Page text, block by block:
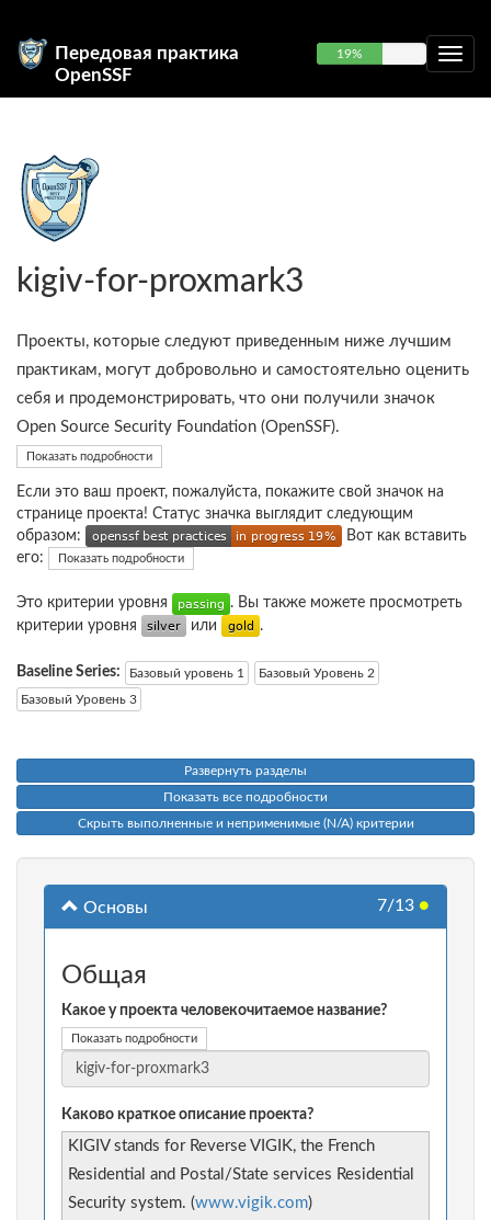
Передовая практика
OpenSSF
19%
kigiv-for-proxmark3
Проекты, которые следуют приведенным ниже лучшим
практикам, могут добровольно и самостоятельно оценить
себя и продемонстрировать, что они получили значок
Open Source Security Foundation (OpenSSF).
Показать подробности
Если это ваш проект, пожалуйста, покажите свой значок на
странице проекта! Статус значка выглядит следующим
образом:
Вот как вставить
его:
Показать подробности
Это критерии уровня
. Вы также можете просмотреть
критерии уровня
или .
Baseline Series: Базовый уровень 1
Базовый Уровень 2
Базовый Уровень 3
Развернуть разделы
Показать все подробности
Скрыть выполненные и неприменимые (N/A) критерии
Основы 7/13 ●
Общая
Какое у проекта человекочитаемое название?
Показать подробности
Каково краткое описание проекта?
KIGIV stands for Reverse VIGIK, the French
Residential and Postal/State services Residential
Security system. (www.vigik.com)